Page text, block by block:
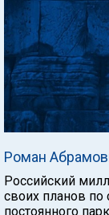
Роман
Российский
своих планов по
постоянного